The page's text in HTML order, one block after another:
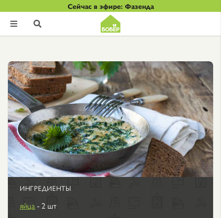
Сейчас в эфире: Фазенда
 
ИНГРЕДИЕНТЫ
яйца- 2 шт